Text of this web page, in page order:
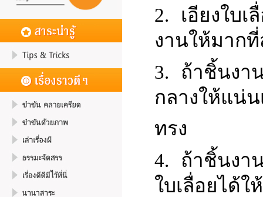
2.
เอียงใบ
งานให้มาก
3.
ถ้าชิ้นงา
กลางให้แน่น
ทรง
4.
ถ้าชิ้นงา
ใบเลื่อยได้